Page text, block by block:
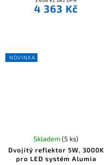
4 363 Kč
NOVINKA
Dvojitý reflektor 5W, 3000K
pro LED systém Alumia
Skladem(5 ks)